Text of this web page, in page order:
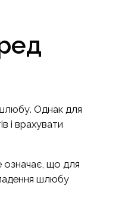
шлюбу. Однак для
і врахувати
означає, що для
шлюбу